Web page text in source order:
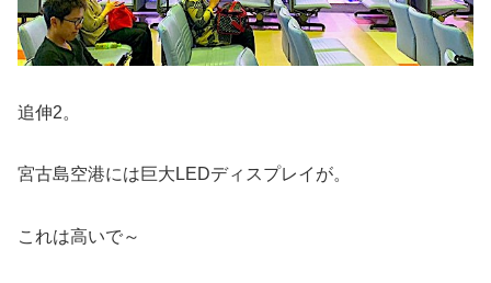
追伸2。
宮古島空港には巨大LEDディスプレイが。
これは高いで～